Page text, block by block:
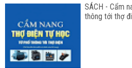
SÁCH - Cẩm
thông tới thợ